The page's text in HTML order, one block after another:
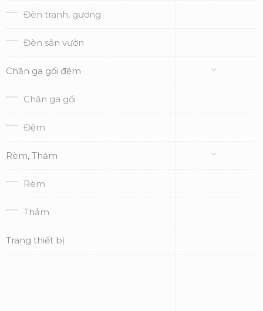
Đèn tranh, gương
Đèn sân vườn
Chăn ga gối đệm
Chăn ga gối
Đệm
Rèm, Thảm
Rèm
Thảm
Trang thiết bị